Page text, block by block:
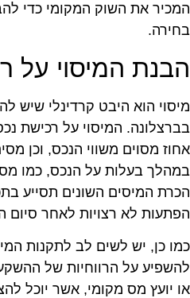
את השוק המקומי כדי
המיסוי על
הוא היבט קרדינלי שיש
המיסוי על רכישת
מסוים משווי הנכס, וכן
בעלות על הנכס, כמו מס
המיסים השונים תסייע
לא רצויות לאחר סיום
כן, יש לשים לב לתקנות
על הרווחיות של
יועץ מס מקומי, אשר יוכל